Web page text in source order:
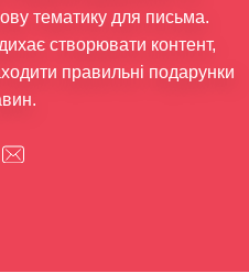
тематику для письма.
створювати контент,
правильні подарунки